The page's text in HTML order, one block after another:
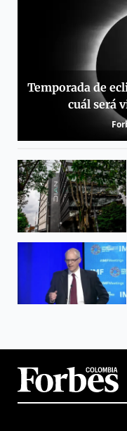
Temporada de
cuál será